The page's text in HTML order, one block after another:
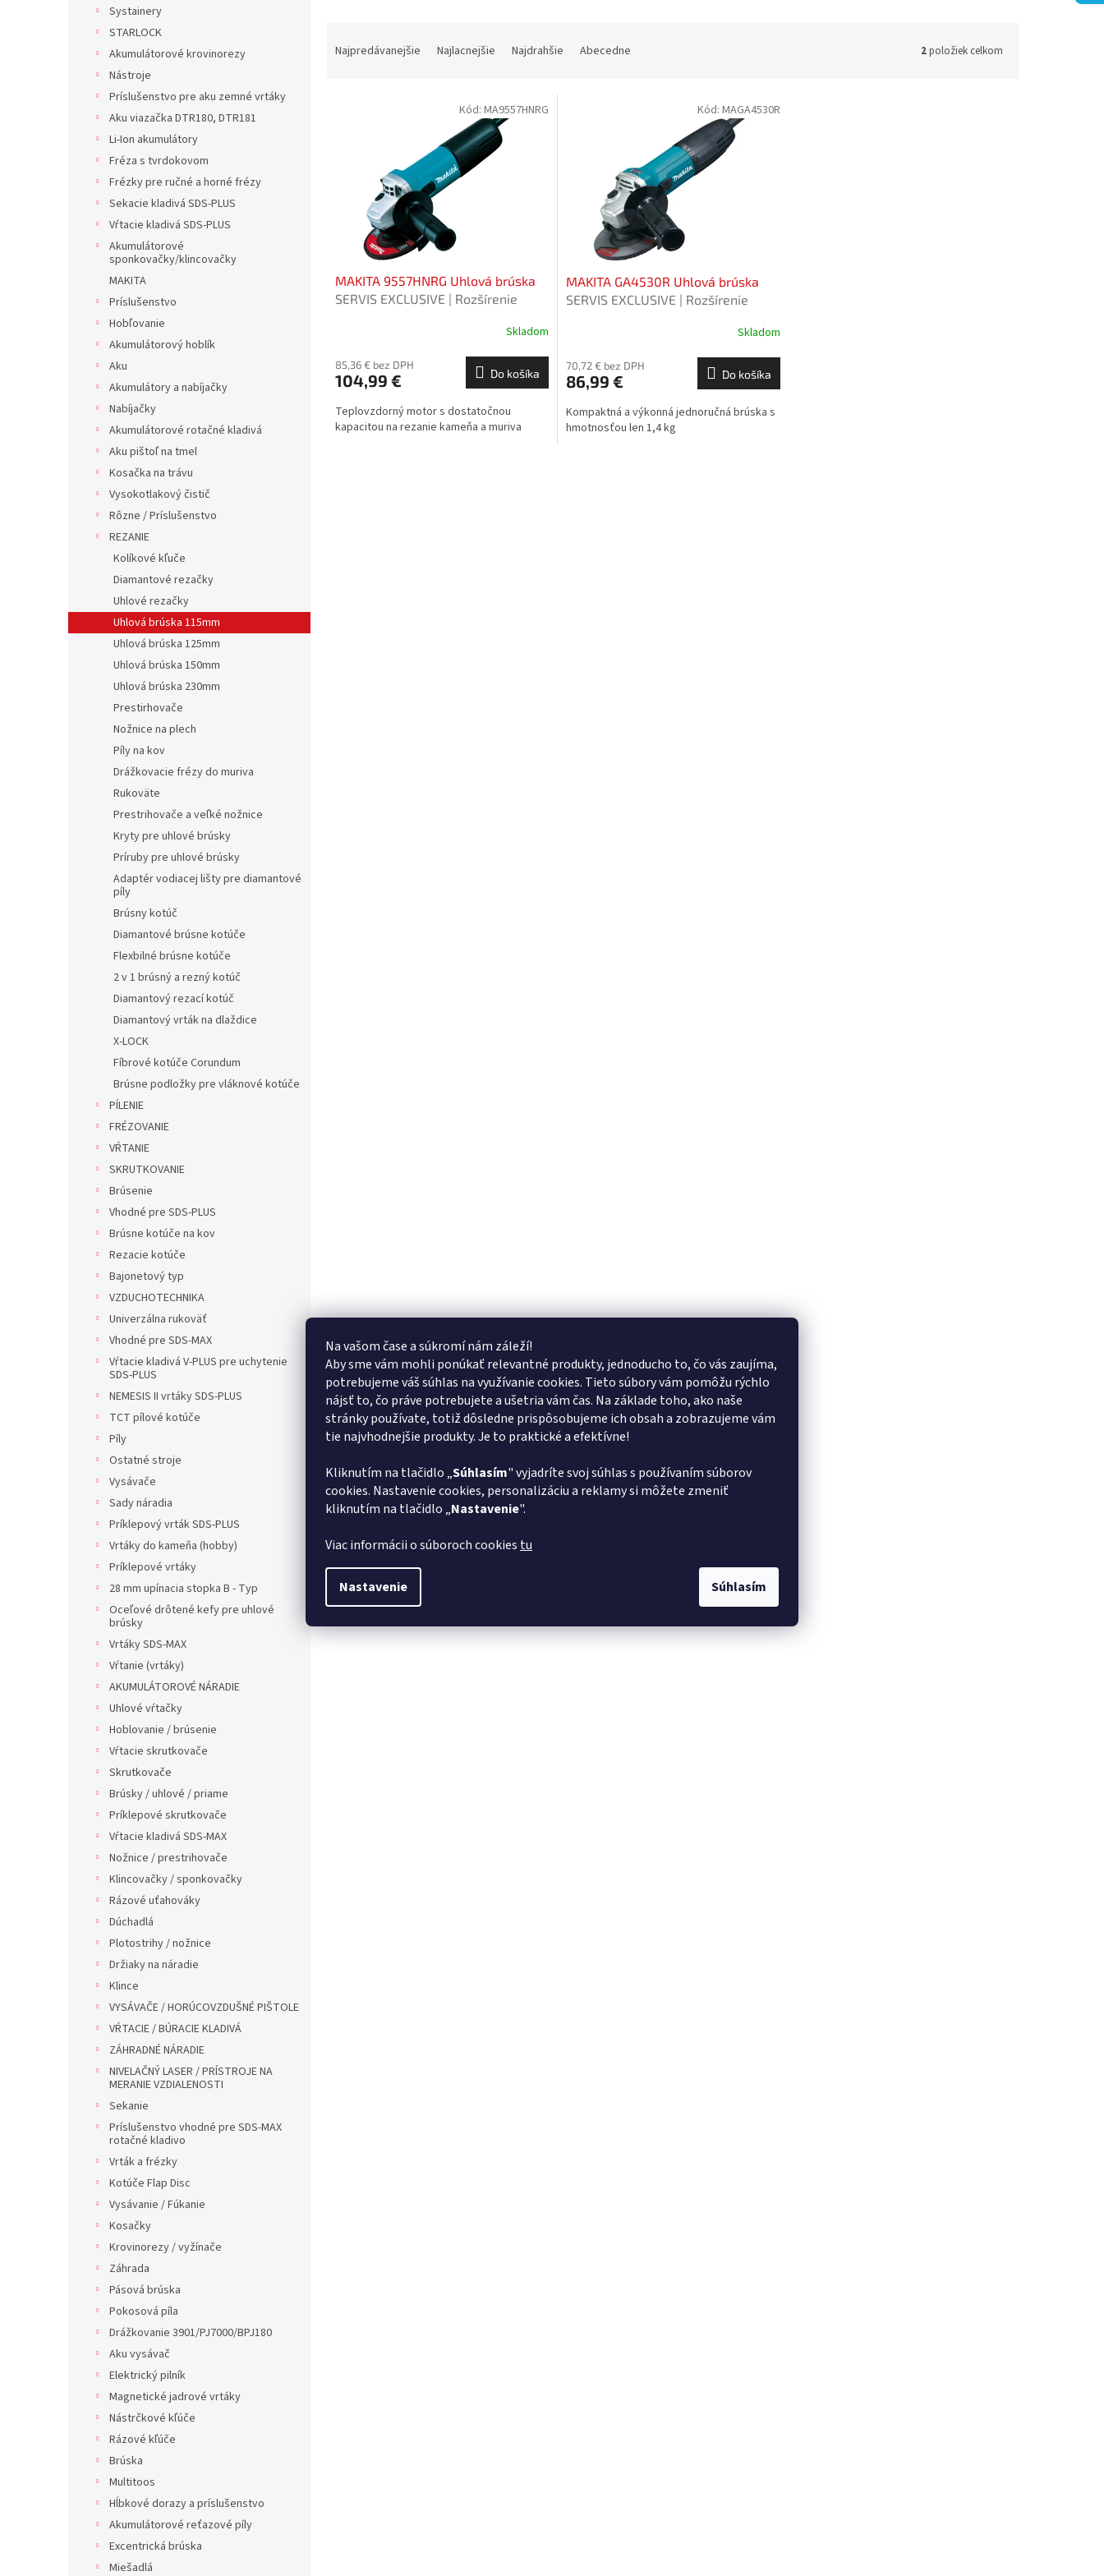
Na vašom čase a súkromí nám záleží!
Aby sme vám mohli ponúkať relevantné produkty, jednoducho to, čo vás zaujíma,
potrebujeme váš súhlas na využívanie cookies. Tieto súbory vám pomôžu rýchlo
nájsť to, čo práve potrebujete a ušetria vám čas. Na základe toho, ako naše
stránky používate, totiž dôsledne prispôsobujeme ich obsah a zobrazujeme vám
tie najvhodnejšie produkty. Je to praktické a efektívne!
Kliknutím na tlačidlo „Súhlasím" vyjadríte svoj súhlas s používaním súborov
cookies. Nastavenie cookies, personalizáciu a reklamy si môžete zmeniť
kliknutím na tlačidlo „Nastavenie".
Viac informácii o súboroch cookies tu
Nastavenie Súhlasím
Systainery
STARLOCK
Akumulátorové krovinorezy
Nástroje
Príslušenstvo pre aku zemné vrtáky
Aku viazačka DTR180, DTR181
Li-Ion akumulátory
Fréza s tvrdokovom
Frézky pre ručné a horné frézy
Sekacie kladivá SDS-PLUS
Vŕtacie kladivá SDS-PLUS
Akumulátorové
sponkovačky/klincovačky
MAKITA
Príslušenstvo
Hobľovanie
Akumulátorový hoblík
Aku
Akumulátory a nabíjačky
Nabíjačky
Akumulátorové rotačné kladivá
Aku pištoľ na tmel
Kosačka na trávu
Vysokotlakový čistič
Rôzne / Príslušenstvo
REZANIE
Kolíkové kľuče
Diamantové rezačky
Uhlové rezačky
Uhlová brúska 115mm
Uhlová brúska 125mm
Uhlová brúska 150mm
Uhlová brúska 230mm
Prestirhovače
Nožnice na plech
Píly na kov
Drážkovacie frézy do muriva
Rukoväte
Prestrihovače a veľké nožnice
Kryty pre uhlové brúsky
Príruby pre uhlové brúsky
Adaptér vodiacej lišty pre diamantové
píly
Brúsny kotúč
Diamantové brúsne kotúče
Flexbilné brúsne kotúče
2 v 1 brúsný a rezný kotúč
Diamantový rezací kotúč
Diamantový vrták na dlaždice
X-LOCK
Fíbrové kotúče Corundum
Brúsne podložky pre vláknové kotúče
PÍLENIE
FRÉZOVANIE
VŔTANIE
SKRUTKOVANIE
Brúsenie
Vhodné pre SDS-PLUS
Brúsne kotúče na kov
Rezacie kotúče
Bajonetový typ
VZDUCHOTECHNIKA
Univerzálna rukoväť
Vhodné pre SDS-MAX
Vŕtacie kladivá V-PLUS pre uchytenie
SDS-PLUS
NEMESIS II vrtáky SDS-PLUS
TCT pílové kotúče
Píly
Ostatné stroje
Vysávače
Sady náradia
Príklepový vrták SDS-PLUS
Vrtáky do kameňa (hobby)
Príklepové vrtáky
28 mm upínacia stopka B - Typ
Oceľové drôtené kefy pre uhlové
brúsky
Vrtáky SDS-MAX
Vŕtanie (vrtáky)
AKUMULÁTOROVÉ NÁRADIE
Uhlové vŕtačky
Hoblovanie / brúsenie
Vŕtacie skrutkovače
Skrutkovače
Brúsky / uhlové / priame
Príklepové skrutkovače
Vŕtacie kladivá SDS-MAX
Nožnice / prestrihovače
Klincovačky / sponkovačky
Rázové uťahováky
Dúchadlá
Plotostrihy / nožnice
Držiaky na náradie
Klince
VYSÁVAČE / HORÚCOVZDUŠNÉ PIŠTOLE
VŔTACIE / BÚRACIE KLADIVÁ
ZÁHRADNÉ NÁRADIE
NIVELAČNÝ LASER / PRÍSTROJE NA
MERANIE VZDIALENOSTI
Sekanie
Príslušenstvo vhodné pre SDS-MAX
rotačné kladivo
Vrták a frézky
Kotúče Flap Disc
Vysávanie / Fúkanie
Kosačky
Krovinorezy / vyžínače
Záhrada
Pásová brúska
Pokosová píla
Drážkovanie 3901/PJ7000/BPJ180
Aku vysávač
Elektrický pilník
Magnetické jadrové vrtáky
Nástrčkové kľúče
Rázové kľúče
Brúska
Multitoos
Hĺbkové dorazy a príslušenstvo
Akumulátorové reťazové píly
Excentrická brúska
Miešadlá
Najpredávanejšie Najlacnejšie Najdrahšie Abecedne 2položiek celkom
MAKITA 9557HNRG Uhlová brúska
SERVIS EXCLUSIVE | Rozšírenie
Skladom
85,36 € bez DPH
104,99 € Do košíka
Teplovzdorný motor s dostatočnou
kapacitou na rezanie kameňa a muriva
Kód: MA9557HNRG
MAKITA GA4530R Uhlová brúska
SERVIS EXCLUSIVE | Rozšírenie
Skladom
70,72 € bez DPH
86,99 € Do košíka
Kompaktná a výkonná jednoručná brúska s
hmotnosťou len 1,4 kg
Kód: MAGA4530R